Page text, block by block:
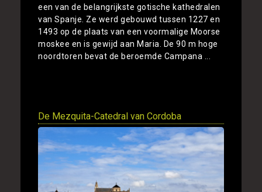
een van de belangrijkste gotische kathedralen
van Spanje. Ze werd gebouwd tussen 1227 en
1493 op de plaats van een voormalige Moorse
moskee en is gewijd aan Maria. De 90 m hoge
noordtoren bevat de beroemde Campana ...
De Mezquita-Catedral van Cordoba